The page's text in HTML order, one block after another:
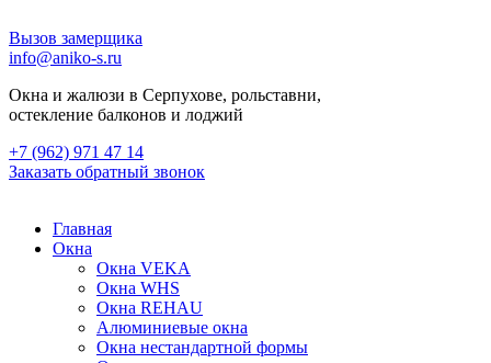
Вызов замерщика
info@aniko-s.ru
Окна и жалюзи в Серпухове, рольставни,
остекление балконов и лоджий
+7 (962) 971 47 14
Заказать обратный звонок
Главная
Окна
Окна VEKA
Окна WHS
Окна REHAU
Алюминиевые окна
Окна нестандартной формы